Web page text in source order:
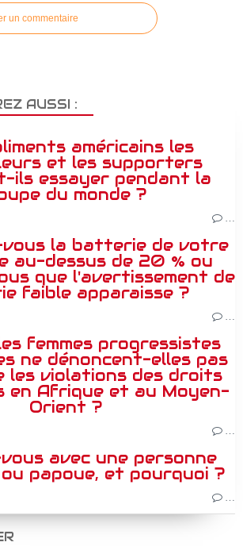
un commentaire
AUSSI :
américains les
et les supporters
ils essayer pendant la
du monde ?
vous la batterie de votre
au-dessus de 20 % ou
que l'avertissement de
faible apparaisse ?
femmes progressistes
ne dénoncent-elles pas
les violations des droits
en Afrique et au Moyen-
Orient ?
avec une personne
papoue, et pourquoi ?